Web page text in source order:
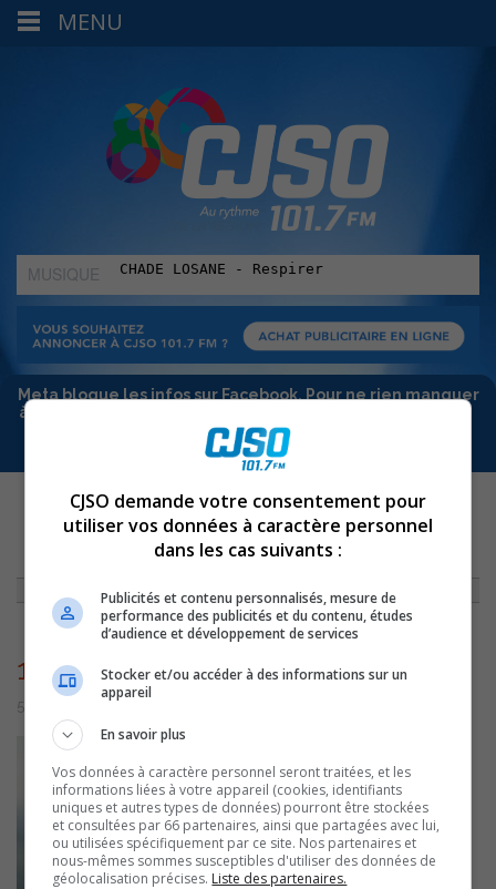
MUSIQUE
:
Meta bloque les infos sur Facebook. Pour ne rien manquer
à Sorel-Tracy et la région, abonne-toi à notre infolettre :
ACTUALITÉS»PLUS DE 265 000 $ POUR FAIRE TOURNER LES
ÉOLIENNES VERTICA»1416
1416
5 juillet 2016 | Par admin
MENU
CJSO demande votre consentement pour
utiliser vos données à caractère personnel
dans les cas suivants :
Publicités et contenu personnalisés, mesure de
performance des publicités et du contenu, études
d’audience et développement de services
Stocker et/ou accéder à des informations sur un
appareil
En savoir plus
Vos données à caractère personnel seront traitées, et les
informations liées à votre appareil (cookies, identifiants
uniques et autres types de données) pourront être stockées
et consultées par 66 partenaires, ainsi que partagées avec lui,
ou utilisées spécifiquement par ce site. Nos partenaires et
nous-mêmes sommes susceptibles d'utiliser des données de
géolocalisation précises. Liste des partenaires.